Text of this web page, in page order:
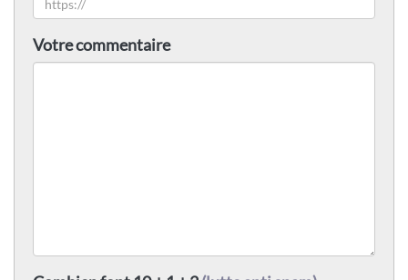
Votre commentaire